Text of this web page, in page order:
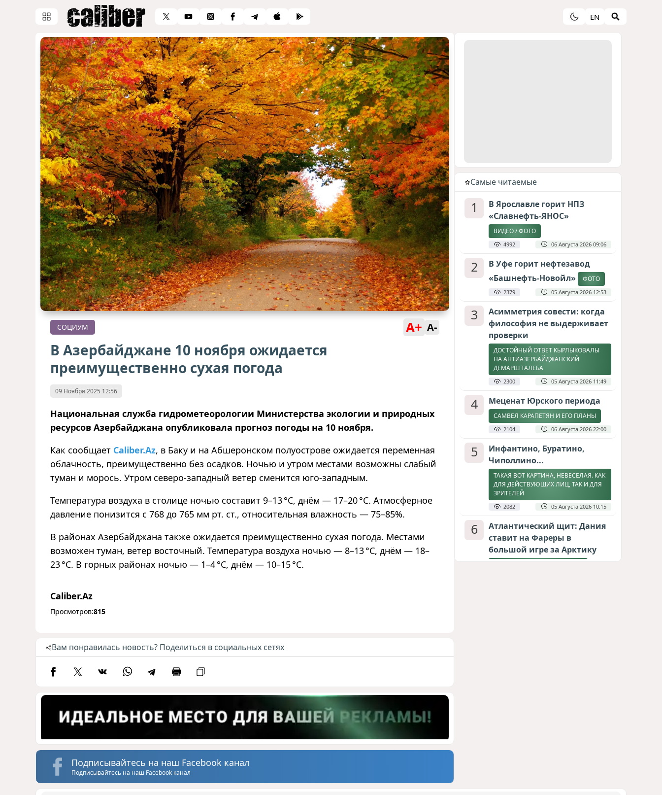
EN
СОЦИУМ A+ A-
В Азербайджане 10 ноября ожидается
преимущественно сухая погода
09 Ноября 2025 12:56
Национальная служба гидрометеорологии Министерства экологии и природных
ресурсов Азербайджана опубликовала прогноз погоды на 10 ноября.
Как сообщает Caliber.Az, в Баку и на Абшеронском полуострове ожидается переменная
облачность, преимущественно без осадков. Ночью и утром местами возможны слабый
туман и морось. Утром северо-западный ветер сменится юго-западным.
Температура воздуха в столице ночью составит 9–13 °C, днём — 17–20 °C. Атмосферное
давление понизится с 768 до 765 мм рт. ст., относительная влажность — 75–85%.
В районах Азербайджана также ожидается преимущественно сухая погода. Местами
возможен туман, ветер восточный. Температура воздуха ночью — 8–13 °C, днём — 18–
23 °C. В горных районах ночью — 1–4 °C, днём — 10–15 °C.
Caliber.Az
Просмотров:815
Вам понравилась новость? Поделиться в социальных сетях
Подписывайтесь на наш Facebook канал
Подписывайтесь на наш Facebook канал
Cамые читаемые
1
В Ярославле горит НПЗ
«Славнефть-ЯНОС»
ВИДЕО / ФОТО
4992 06 Августа 2026 09:06
2
В Уфе горит нефтезавод
«Башнефть-Новойл»
ФОТО
2379 05 Августа 2026 12:53
3
Асимметрия совести: когда
философия не выдерживает
проверки
ДОСТОЙНЫЙ ОТВЕТ КЫРЛЫКОВАЛЫ
НА АНТИАЗЕРБАЙДЖАНСКИЙ
ДЕМАРШ ТАЛЕБА
2300 05 Августа 2026 11:49
4 Меценат Юрского периода
САМВЕЛ КАРАПЕТЯН И ЕГО ПЛАНЫ
2104 06 Августа 2026 22:00
5
Инфантино, Буратино,
Чиполлино...
ТАКАЯ ВОТ КАРТИНА, НЕВЕСЕЛАЯ. КАК
ДЛЯ ДЕЙСТВУЮЩИХ ЛИЦ, ТАК И ДЛЯ
ЗРИТЕЛЕЙ
2082 05 Августа 2026 10:15
6
Атлантический щит: Дания
ставит на Фареры в
большой игре за Арктику